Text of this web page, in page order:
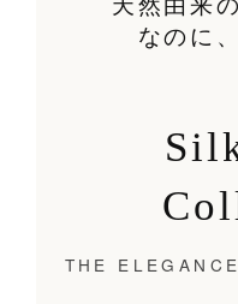
天然由来
なのに
THE